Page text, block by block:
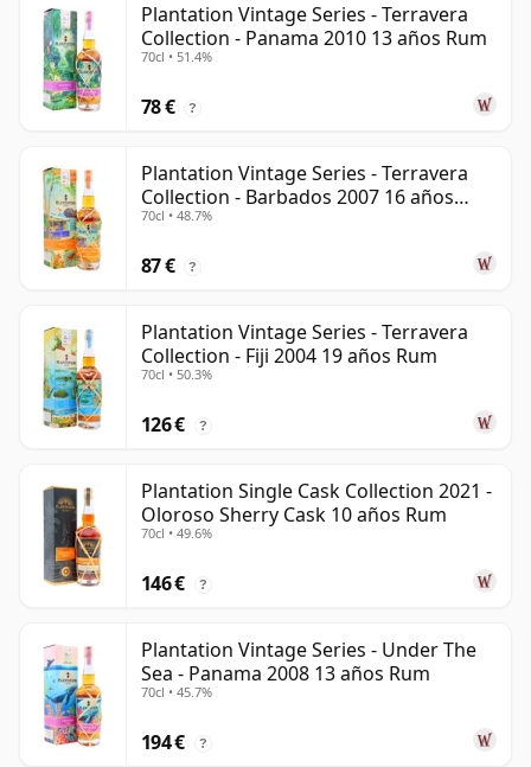
Plantation Vintage Series - Terravera
Collection - Panama 2010 13 años Rum
70cl • 51.4%
78 € ?
Plantation Vintage Series - Terravera
Collection - Barbados 2007 16 años
Rum
70cl • 48.7%
87 € ?
Plantation Vintage Series - Terravera
Collection - Fiji 2004 19 años Rum
70cl • 50.3%
126 € ?
Plantation Single Cask Collection 2021 -
Oloroso Sherry Cask 10 años Rum
70cl • 49.6%
146 € ?
Plantation Vintage Series - Under The
Sea - Panama 2008 13 años Rum
70cl • 45.7%
194 € ?